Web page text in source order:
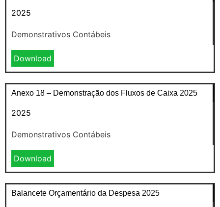
2025
Demonstrativos Contábeis
Download
Anexo 18 – Demonstração dos Fluxos de Caixa 2025
2025
Demonstrativos Contábeis
Download
Balancete Orçamentário da Despesa 2025